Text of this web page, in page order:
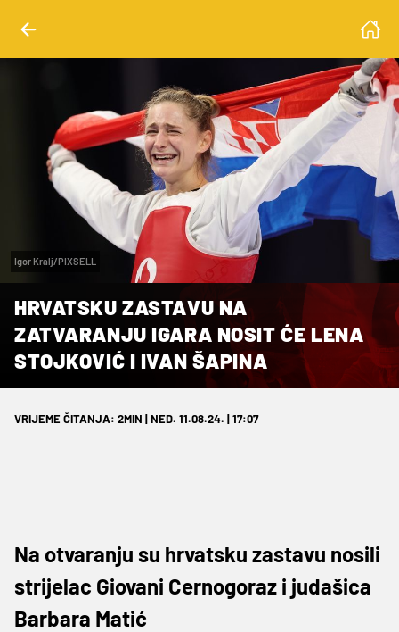
Igor Kralj/PIXSELL
HRVATSKU ZASTAVU NA
ZATVARANJU IGARA NOSIT ĆE LENA
STOJKOVIĆ I IVAN ŠAPINA
VRIJEME ČITANJA: 2MIN | NED. 11.08.24. | 17:07
Na otvaranju su hrvatsku zastavu nosili
strijelac Giovani Cernogoraz i judašica
Barbara Matić